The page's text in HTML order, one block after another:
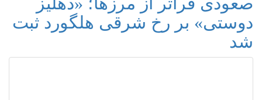
دوستی» بر رخ شرقی هلگورد ثبت
شد